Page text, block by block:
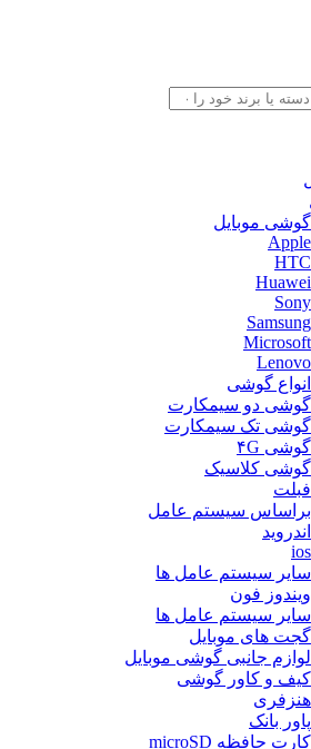
گوشی موبایل
Apple
HTC
Huawei
Sony
Samsung
Microsoft
Lenovo
انواع گوشی
گوشی دو سیمکارت
گوشی تک سیمکارت
گوشی ۴G
گوشی کلاسیک
فبلت
براساس سیستم عامل
اندروید
ios
سایر سیستم عامل ها
ویندوز فون
سایر سیستم عامل ها
گجت های موبایل
لوازم جانبی گوشی موبایل
کیف و کاور گوشی
هنزفری
پاور بانک
کارت حافظه microSD